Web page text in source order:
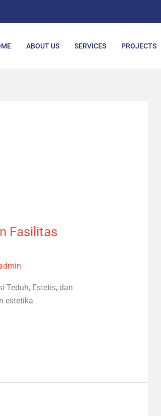
ABOUT US SERVICES PROJECTS
Fasilitas
Teduh, Estetis, dan
estetika